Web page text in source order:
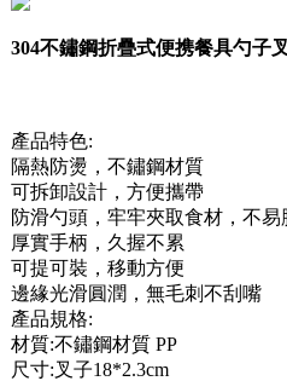
304不鏽鋼折疊式便携餐具勺子
產品特色:
隔熱防燙，不鏽鋼材質
可拆卸設計，方便攜帶
防滑勺頭，牢牢夾取食材，不易
厚實手柄，久握不累
可提可裝，移動方便
邊緣光滑圓潤，無毛刺不刮嘴
產品規格:
材質:不鏽鋼材質 PP
尺寸:叉子18*2.3cm